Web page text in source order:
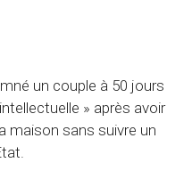
un couple à 50 jours
» après avoir
maison sans suivre un